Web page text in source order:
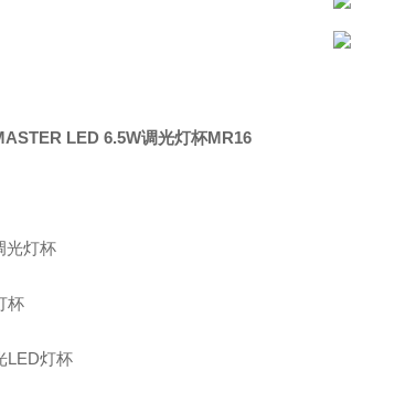
LED 6.5W调光灯杯MR16
光灯杯
杯
LED灯杯